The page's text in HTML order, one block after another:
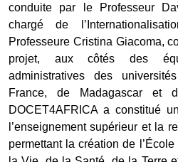
conduite par le Professeur
chargé de
Professeure Cristina Giacoma,
projet, aux côtés des
administratives des
France, de Madagascar et
DOCET4AFRICA a constitué
l’enseignement supérieur et la
permettant la création de